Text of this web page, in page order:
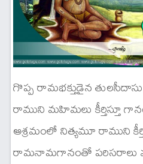
గొప్ప రామభక్తుడైన
రాముని మహిమలు కీర్తిస్తూ
ఆశ్రమంలో నిత్యమూ రాముని
రామనామగానంతో పరిసరాలు